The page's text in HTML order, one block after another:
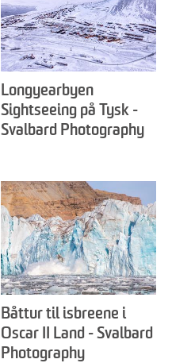
Longyearbyen
Sightseeing på Tysk -
Svalbard Photography
Båttur til isbreene i
Oscar II Land - Svalbard
Photography